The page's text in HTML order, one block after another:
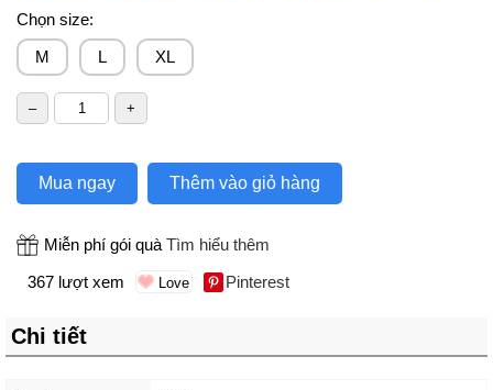
Chọn size:
M
L XL
Mua ngay Thêm vào giỏ hàng
Miễn phí gói quà Tìm hiểu thêm
367 lượt xem
Pinterest
Chi tiết